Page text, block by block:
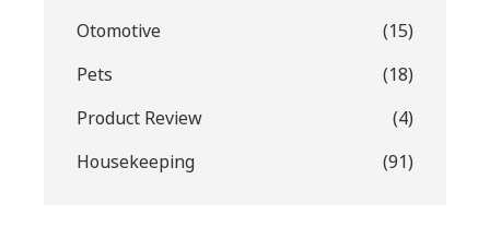
Otomotive
(15)
Pets
(18)
Product Review
(4)
Housekeeping
(91)